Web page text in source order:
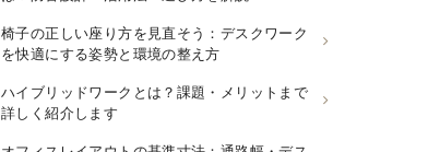
椅子の正しい座り方を見直そう：デスクワーク
を快適にする姿勢と環境の整え方
ハイブリッドワークとは？課題・メリットまで
詳しく紹介します